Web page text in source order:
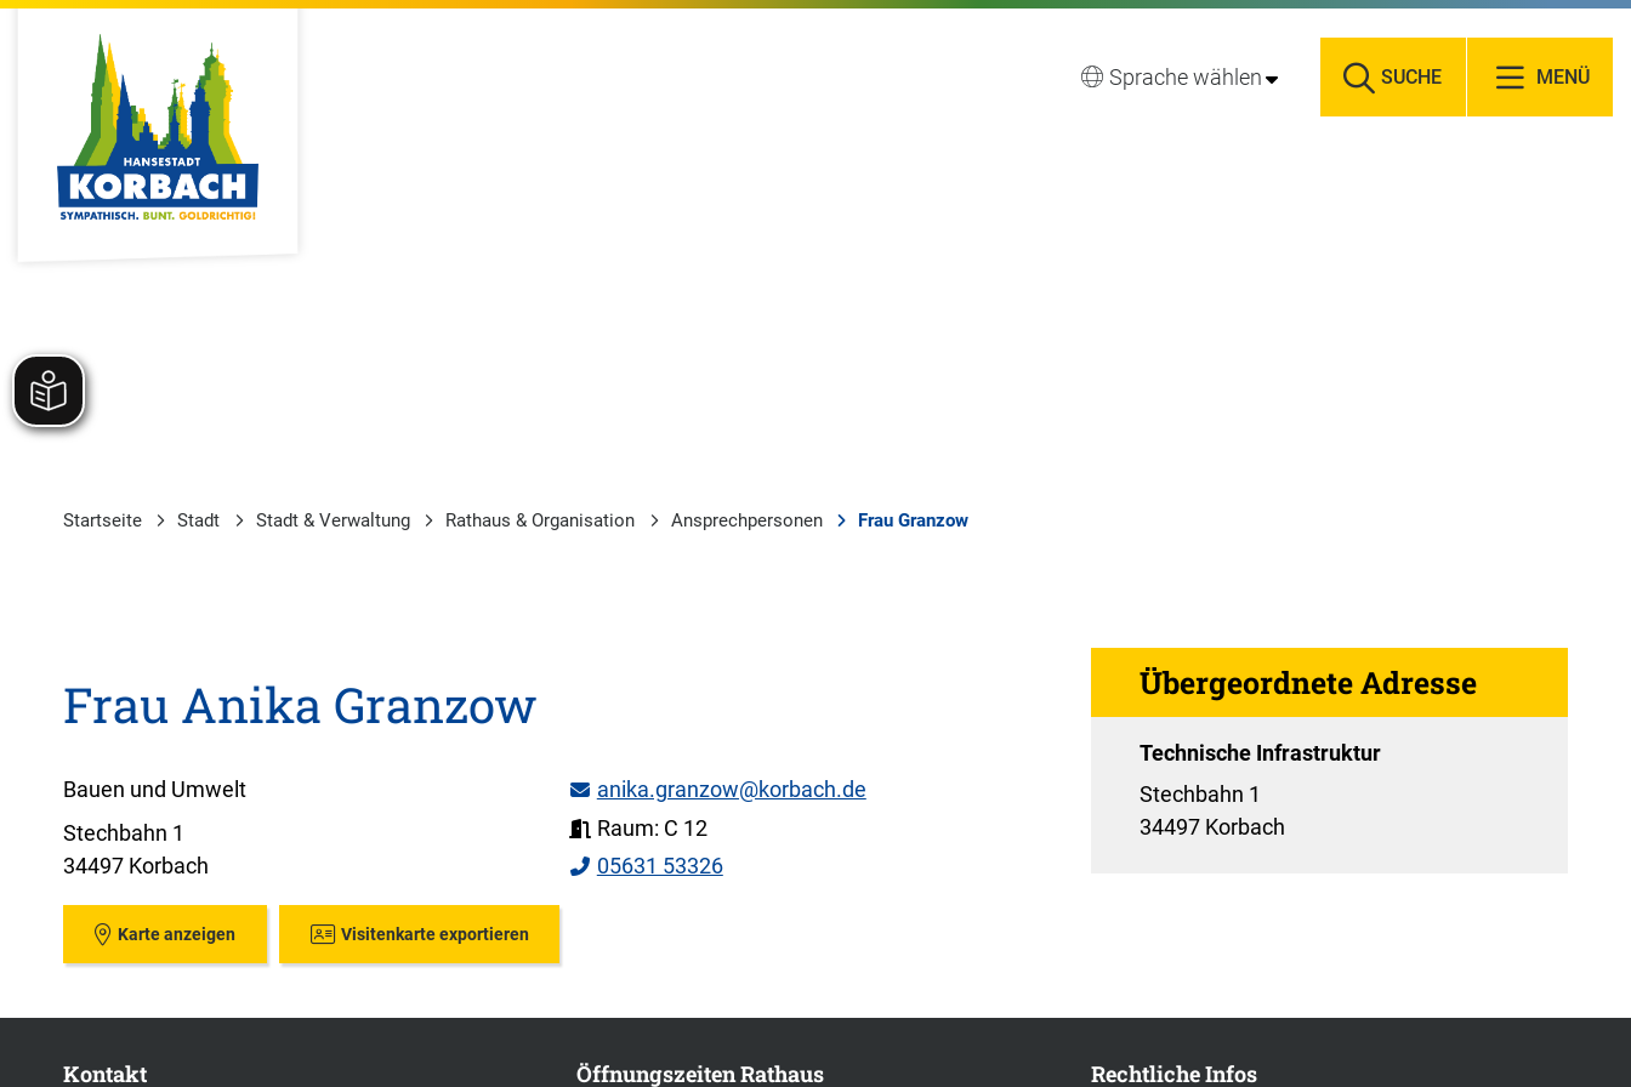
Sprache wählen SUCHE MENÜ
Startseite Stadt Stadt & Verwaltung Rathaus & Organisation Ansprechpersonen Frau Granzow
Frau Anika Granzow
Bauen und Umwelt
Stechbahn 1
34497 Korbach
anika.granzow@korbach.de
Raum: C 12
05631 53326
Karte anzeigen Visitenkarte exportieren
Übergeordnete Adresse
Technische Infrastruktur
Stechbahn 1
34497 Korbach
Kontakt Öffnungszeiten Rathaus Rechtliche Infos